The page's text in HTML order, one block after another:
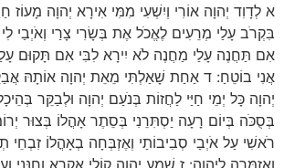
א לְדָוִד יְהוָה אוֹרִי וְיִשְׁעִי מִמִּי אִירָא יְהוָה מָעוֹז
בִּקְרֹב עָלַי מְרֵעִים לֶאֱכֹל אֶת בְּשָׂרִי צָרַי וְאֹיְבַי
אִם תַּחֲנֶה עָלַי מַחֲנֶה לֹא יִירָא לִבִּי אִם תָּקוּם
אֲנִי בוֹטֵחַ: ד אַחַת שָׁאַלְתִּי מֵאֵת יְהוָה אוֹתָהּ
יְהוָה כָּל יְמֵי חַיַּי לַחֲזוֹת בְּנֹעַם יְהוָה וּלְבַקֵּר
בְּסֻכֹּה בְּיוֹם רָעָה יַסְתִּרֵנִי בְּסֵתֶר אָהֳלוֹ בְּצוּר
רֹאשִׁי עַל אֹיְבַי סְבִיבוֹתַי וְאֶזְבְּחָה בְאָהֳלוֹ זִבְחֵי